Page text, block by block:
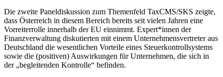
Die zweite Paneldiskussion zum Themenfeld TaxCMS/SKS zeigte,
dass Österreich in diesem Bereich bereits seit vielen Jahren eine
Vorreiterrolle innerhalb der EU einnimmt. Expert*innen der
Finanzverwaltung diskutierten mit einem Unternehmensvertreter aus
Deutschland die wesentlichen Vorteile eines Steuerkontrollsystems
sowie die (positiven) Auswirkungen für Unternehmen, die sich in
der „begleitenden Kontrolle“ befinden.